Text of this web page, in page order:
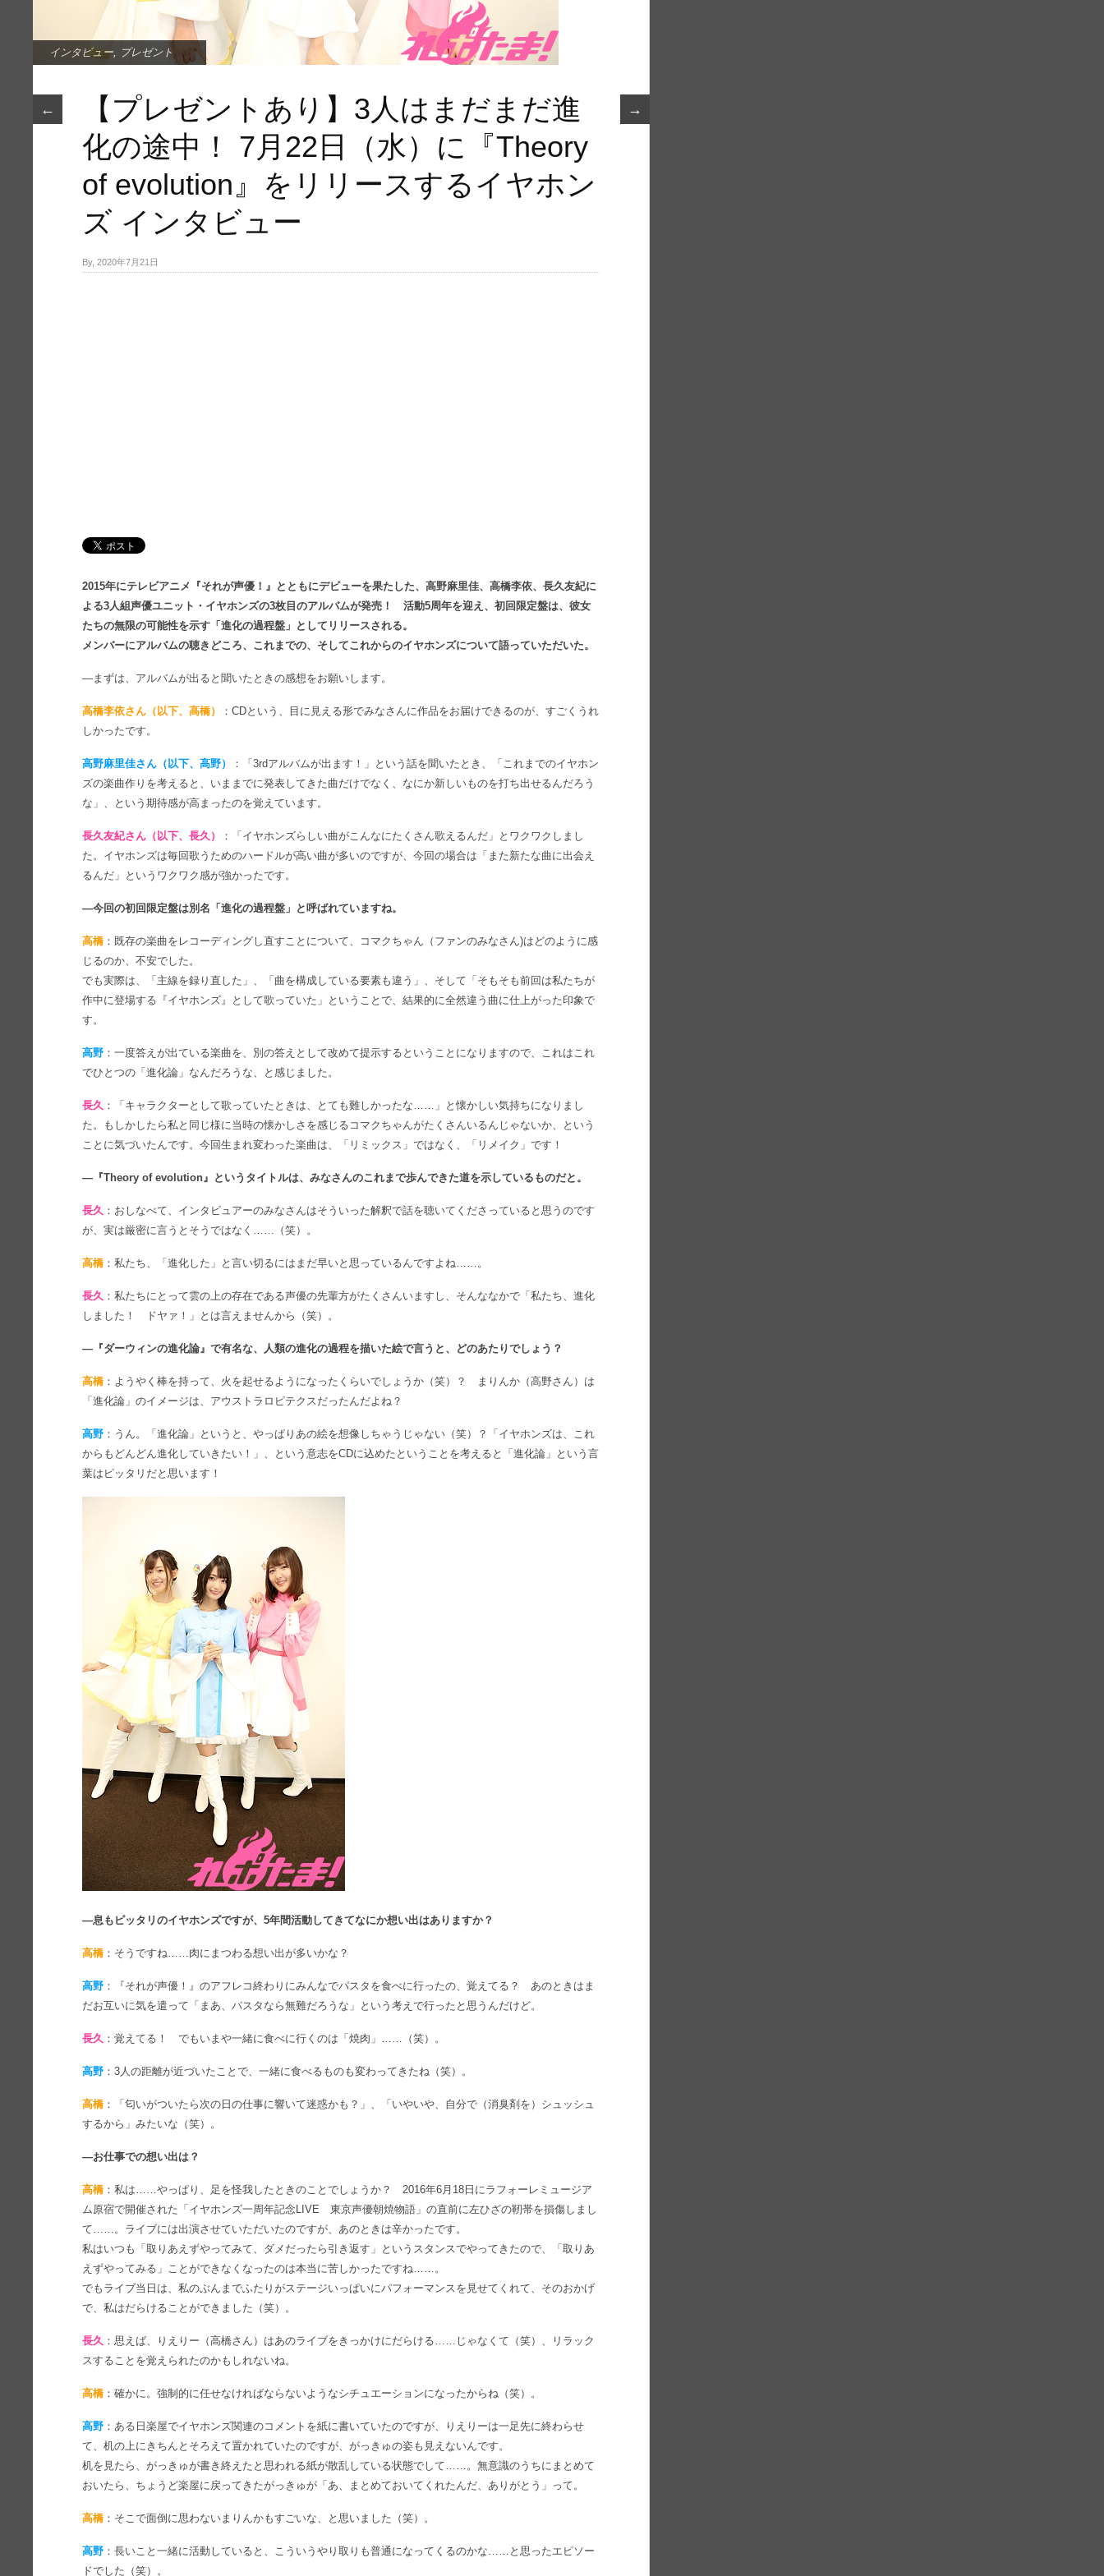
インタビュー, プレゼント
← →
【プレゼントあり】3人はまだまだ進
化の途中！ 7月22日（水）に『Theory
of evolution』をリリースするイヤホン
ズ インタビュー
By, 2020年7月21日
2015年にテレビアニメ『それが声優！』とともにデビューを果たした、高野麻里佳、高橋李依、長久友紀に
よる3人組声優ユニット・イヤホンズの3枚目のアルバムが発売！ 活動5周年を迎え、初回限定盤は、彼女
たちの無限の可能性を示す「進化の過程盤」としてリリースされる。
メンバーにアルバムの聴きどころ、これまでの、そしてこれからのイヤホンズについて語っていただいた。
―まずは、アルバムが出ると聞いたときの感想をお願いします。
高橋李依さん（以下、高橋）
：CDという、目に見える形でみなさんに作品をお届けできるのが、すごくうれ
しかったです。
高野麻里佳さん（以下、高野）
：「3rdアルバムが出ます！」という話を聞いたとき、「これまでのイヤホン
ズの楽曲作りを考えると、いままでに発表してきた曲だけでなく、なにか新しいものを打ち出せるんだろう
な」、という期待感が高まったのを覚えています。
長久友紀さん（以下、長久）
：「イヤホンズらしい曲がこんなにたくさん歌えるんだ」とワクワクしまし
た。イヤホンズは毎回歌うためのハードルが高い曲が多いのですが、今回の場合は「また新たな曲に出会え
るんだ」というワクワク感が強かったです。
―今回の初回限定盤は別名「進化の過程盤」と呼ばれていますね。
高橋 ：既存の楽曲をレコーディングし直すことについて、コマクちゃん（ファンのみなさん)はどのように感
じるのか、不安でした。
でも実際は、「主線を録り直した」、「曲を構成している要素も違う」、そして「そもそも前回は私たちが
作中に登場する『イヤホンズ』として歌っていた」ということで、結果的に全然違う曲に仕上がった印象で
す。
高野 ：一度答えが出ている楽曲を、別の答えとして改めて提示するということになりますので、これはこれ
でひとつの「進化論」なんだろうな、と感じました。
長久 ：「キャラクターとして歌っていたときは、とても難しかったな……」と懐かしい気持ちになりまし
た。もしかしたら私と同じ様に当時の懐かしさを感じるコマクちゃんがたくさんいるんじゃないか、という
ことに気づいたんです。今回生まれ変わった楽曲は、「リミックス」ではなく、「リメイク」です！
―『Theory of evolution』というタイトルは、みなさんのこれまで歩んできた道を示しているものだと。
長久 ：おしなべて、インタビュアーのみなさんはそういった解釈で話を聴いてくださっていると思うのです
が、実は厳密に言うとそうではなく……（笑）。
高橋 ：私たち、「進化した」と言い切るにはまだ早いと思っているんですよね……。
長久 ：私たちにとって雲の上の存在である声優の先輩方がたくさんいますし、そんななかで「私たち、進化
しました！ ドヤァ！」とは言えませんから（笑）。
―『ダーウィンの進化論』で有名な、人類の進化の過程を描いた絵で言うと、どのあたりでしょう？
高橋 ：ようやく棒を持って、火を起せるようになったくらいでしょうか（笑）？ まりんか（高野さん）は
「進化論」のイメージは、アウストラロピテクスだったんだよね？
高野 ：うん。「進化論」というと、やっぱりあの絵を想像しちゃうじゃない（笑）？「イヤホンズは、これ
からもどんどん進化していきたい！」、という意志をCDに込めたということを考えると「進化論」という言
葉はピッタリだと思います！
―息もピッタリのイヤホンズですが、5年間活動してきてなにか想い出はありますか？
高橋 ：そうですね……肉にまつわる想い出が多いかな？
高野 ：『それが声優！』のアフレコ終わりにみんなでパスタを食べに行ったの、覚えてる？ あのときはま
だお互いに気を遣って「まあ、パスタなら無難だろうな」という考えで行ったと思うんだけど。
長久 ：覚えてる！ でもいまや一緒に食べに行くのは「焼肉」……（笑）。
高野 ：3人の距離が近づいたことで、一緒に食べるものも変わってきたね（笑）。
高橋 ：「匂いがついたら次の日の仕事に響いて迷惑かも？」、「いやいや、自分で（消臭剤を）シュッシュ
するから」みたいな（笑）。
―お仕事での想い出は？
高橋 ：私は……やっぱり、足を怪我したときのことでしょうか？ 2016年6月18日にラフォーレミュージア
ム原宿で開催された「イヤホンズ一周年記念LIVE 東京声優朝焼物語」の直前に左ひざの靭帯を損傷しまし
て……。ライブには出演させていただいたのですが、あのときは辛かったです。
私はいつも「取りあえずやってみて、ダメだったら引き返す」というスタンスでやってきたので、「取りあ
えずやってみる」ことができなくなったのは本当に苦しかったですね……。
でもライブ当日は、私のぶんまでふたりがステージいっぱいにパフォーマンスを見せてくれて、そのおかげ
で、私はだらけることができました（笑）。
長久 ：思えば、りえりー（高橋さん）はあのライブをきっかけにだらける……じゃなくて（笑）、リラック
スすることを覚えられたのかもしれないね。
高橋 ：確かに。強制的に任せなければならないようなシチュエーションになったからね（笑）。
高野 ：ある日楽屋でイヤホンズ関連のコメントを紙に書いていたのですが、りえりーは一足先に終わらせ
て、机の上にきちんとそろえて置かれていたのですが、がっきゅの姿も見えないんです。
机を見たら、がっきゅが書き終えたと思われる紙が散乱している状態でして……。無意識のうちにまとめて
おいたら、ちょうど楽屋に戻ってきたがっきゅが「あ、まとめておいてくれたんだ、ありがとう」って。
高橋 ：そこで面倒に思わないまりんかもすごいな、と思いました（笑）。
高野 ：長いこと一緒に活動していると、こういうやり取りも普通になってくるのかな……と思ったエピソー
ドでした（笑）。